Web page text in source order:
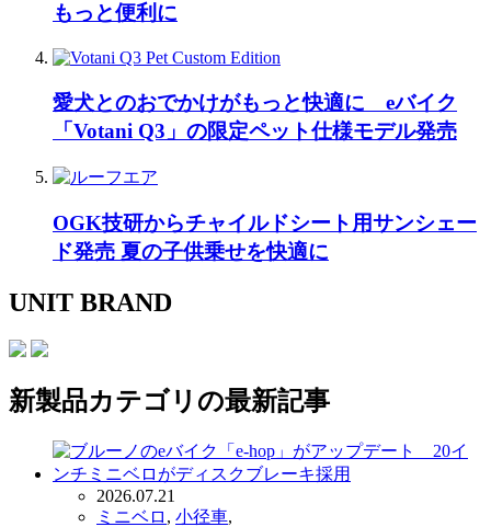
もっと便利に
愛犬とのおでかけがもっと快適に eバイク
「Votani Q3」の限定ペット仕様モデル発売
OGK技研からチャイルドシート用サンシェー
ド発売 夏の子供乗せを快適に
UNIT BRAND
新製品カテゴリの最新記事
2026.07.21
ミニベロ , 小径車,